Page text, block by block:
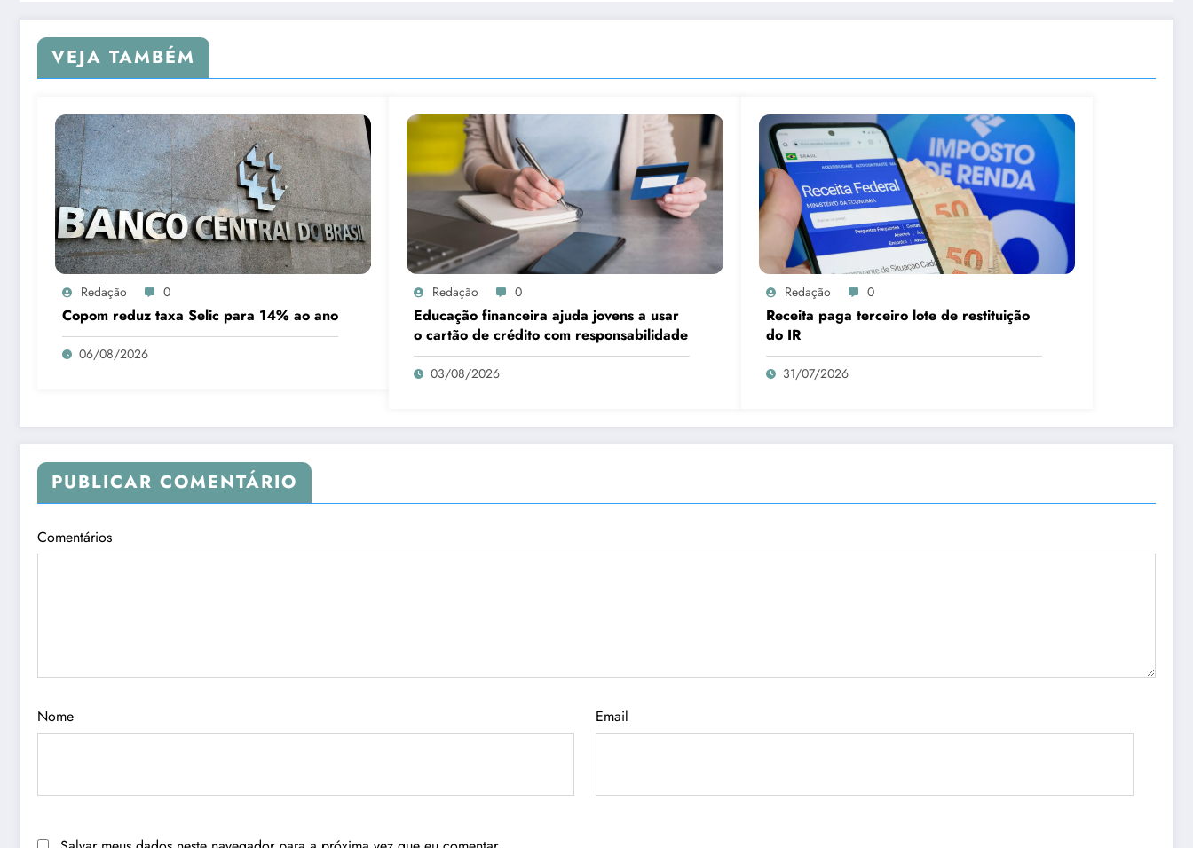
VEJA TAMBÉM
Redação 0
Copom reduz taxa Selic para 14% ao ano
06/08/2026
Redação 0
Educação financeira ajuda jovens a usar
o cartão de crédito com responsabilidade
03/08/2026
Redação 0
Receita paga terceiro lote de restituição
do IR
31/07/2026
PUBLICAR COMENTÁRIO
Comentários
Nome Email